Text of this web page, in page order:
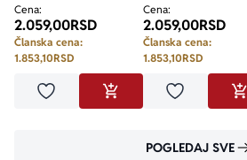
Veverići, 9 elemenata
Cena:
2.059,00RSD
Članska cena:
1.853,10RSD
Dodaj u omiljeneDODAJ U KORPU
Ježević, 9
Cena:
2.059,00RSD
Članska cena:
1.853,10RSD
Dodaj u
POGLEDAJ SVE